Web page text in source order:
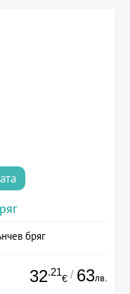
бряг
32.21
€ / 63лв.